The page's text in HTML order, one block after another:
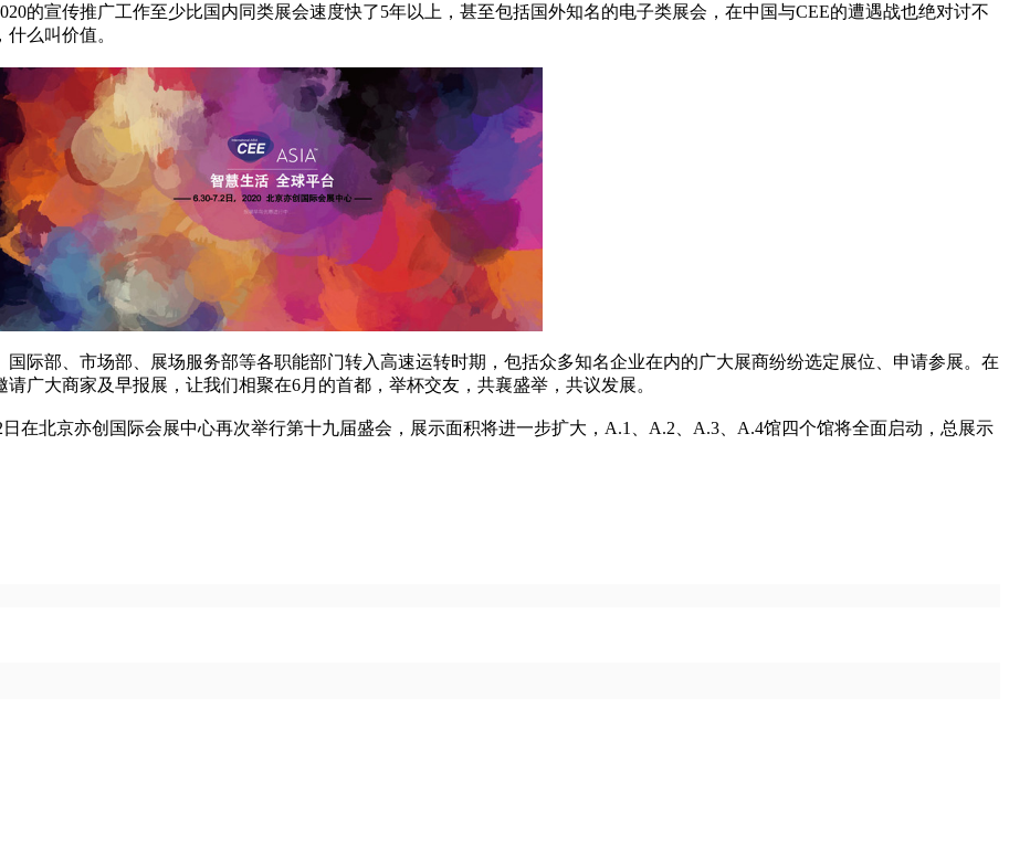
的宣传推广工作至少比国内同类展会速度快了5年以上，甚至包括国外知名的电子类展会，在中国与CEE的遭遇战也绝对讨不
么叫价值。
部、市场部、展场服务部等各职能部门转入高速运转时期，包括众多知名企业在内的广大展商纷纷选定展位、申请参展。在
广大商家及早报展，让我们相聚在6月的首都，举杯交友，共襄盛举，共议发展。
北京亦创国际会展中心再次举行第十九届盛会，展示面积将进一步扩大，A.1、A.2、A.3、A.4馆四个馆将全面启动，总展示